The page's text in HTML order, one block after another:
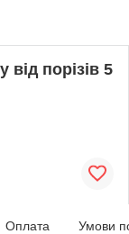
від порізів 5
Оплата Умови